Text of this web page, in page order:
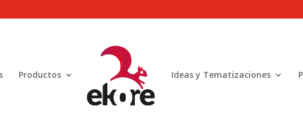
wp-content/plugins/ga-in/gainwp.phpon line254
wp-content/plugins/ga-in/front/tracking.php
wp-content/plugins/ga-in/front/tracking.phpon line67
Productos Ideas y Tematizaciones